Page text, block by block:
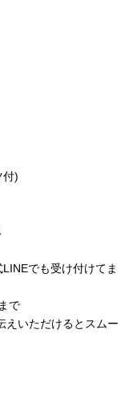
付)
でも受け付けてま
で
いただけるとスムー